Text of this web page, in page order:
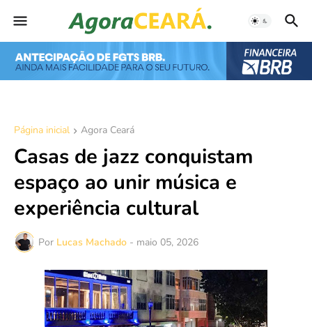
Página inicial Agora Ceará
Casas de jazz conquistam
espaço ao unir música e
experiência cultural
Por Lucas Machado - maio 05, 2026